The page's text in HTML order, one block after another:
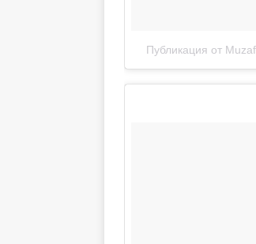
Публикация от